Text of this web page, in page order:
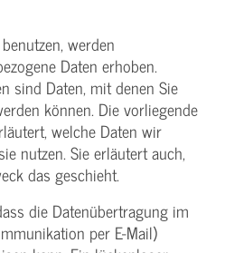
werden
Daten erhoben.
sind Daten, mit denen Sie
können. Die vorliegende
welche Daten wir
nutzen. Sie erläutert auch,
das geschieht.
die Datenübertragung im
per E-Mail)